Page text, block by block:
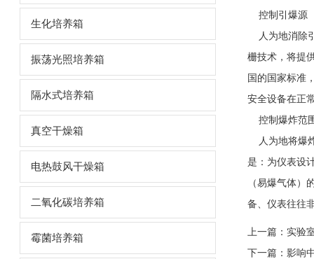
生化培养箱
振荡光照培养箱
隔水式培养箱
真空干燥箱
电热鼓风干燥箱
二氧化碳培养箱
霉菌培养箱
控制引爆源
人为地消除
栅技术，将提
国的国家标准
安全设备在正
控制爆炸范
人为地将爆
是：为仪表设
（易爆气体）
备、仪表往往
上一篇： 实验
下一篇： 影响